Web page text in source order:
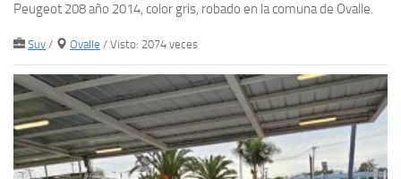
Peugeot 208 año 2014, color gris, robado en la comuna de Ovalle.
Suv / Ovalle / Visto: 2074 veces